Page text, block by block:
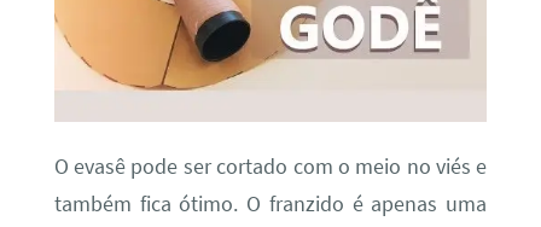
O evasê pode ser cortado com o meio no viés e
também fica ótimo. O franzido é apenas uma